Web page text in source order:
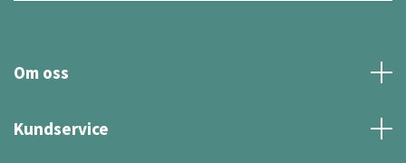
Om oss
Kundservice